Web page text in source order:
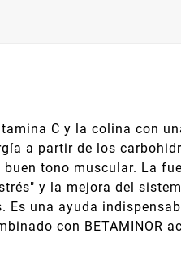
C y la colina con
a partir de los
tono muscular. La
y la mejora del
una ayuda
con BETAMINOR